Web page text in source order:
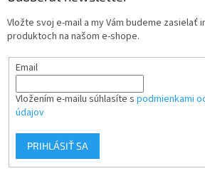
Vložte svoj e-mail a my Vám budeme zasielať
produktoch na našom e-shope.
Email
Vložením e-mailu súhlasíte s podmienkami
údajov
PRIHLÁSIŤ SA